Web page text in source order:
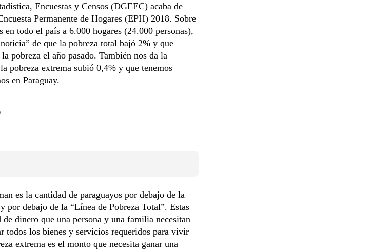
Encuestas y Censos (DGEEC) acaba de
Permanente de Hogares (EPH) 2018. Sobre
en todo el país a 6.000 hogares (24.000 personas),
de que la pobreza total bajó 2% y que
pobreza el año pasado. También nos da la
pobreza extrema subió 0,4% y que tenemos
en Paraguay.
es la cantidad de paraguayos por debajo de la
por debajo de la “Línea de Pobreza Total”. Estas
dinero que una persona y una familia necesitan
todos los bienes y servicios requeridos para vivir
extrema es el monto que necesita ganar una